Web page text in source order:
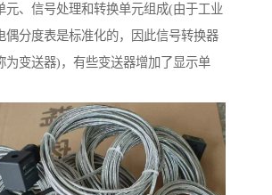
元、信号处理和转换单元组成(由于工业
偶分度表是标准化的，因此信号转换器
为变送器)，有些变送器增加了显示单